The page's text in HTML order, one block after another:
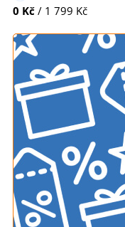
0 Kč / 1 799 Kč